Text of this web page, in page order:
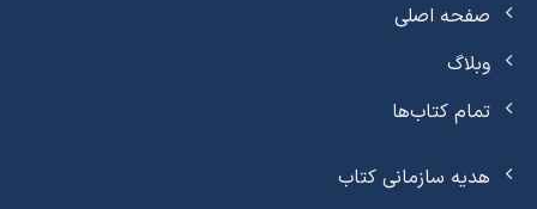
صفحه اصلی
وبلاگ
تمام کتاب‌ها
هدیه سازمانی کتاب